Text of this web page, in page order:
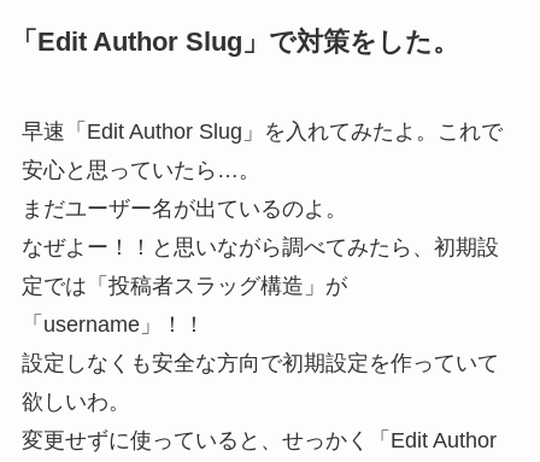
「Edit Author Slug」で対策をした。
早速「Edit Author Slug」を入れてみたよ。これで
安心と思っていたら…。
まだユーザー名が出ているのよ。
なぜよー！！と思いながら調べてみたら、初期設
定では「投稿者スラッグ構造」が
「username」！！
設定しなくも安全な方向で初期設定を作っていて
欲しいわ。
変更せずに使っていると、せっかく「Edit Author